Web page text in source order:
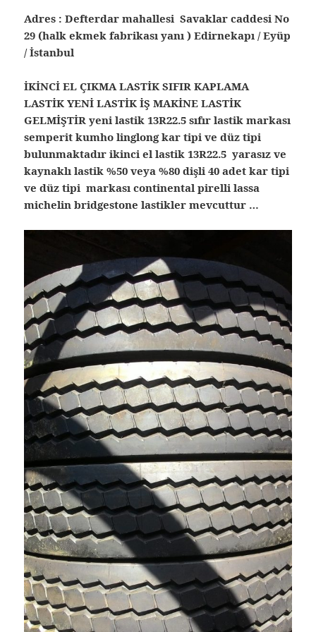
Adres : Defterdar mahallesi Savaklar caddesi No
29 (halk ekmek fabrikası yanı ) Edirnekapı / Eyüp
/ İstanbul
İKİNCİ EL ÇIKMA LASTİK SIFIR KAPLAMA
LASTİK YENİ LASTİK İŞ MAKİNE LASTİK
GELMİŞTİR yeni lastik 13R22.5 sıfır lastik markası
semperit kumho linglong kar tipi ve düz tipi
bulunmaktadır ikinci el lastik 13R22.5 yarasız ve
kaynaklı lastik %50 veya %80 dişli 40 adet kar tipi
ve düz tipi markası continental pirelli lassa
michelin bridgestone lastikler mevcuttur …